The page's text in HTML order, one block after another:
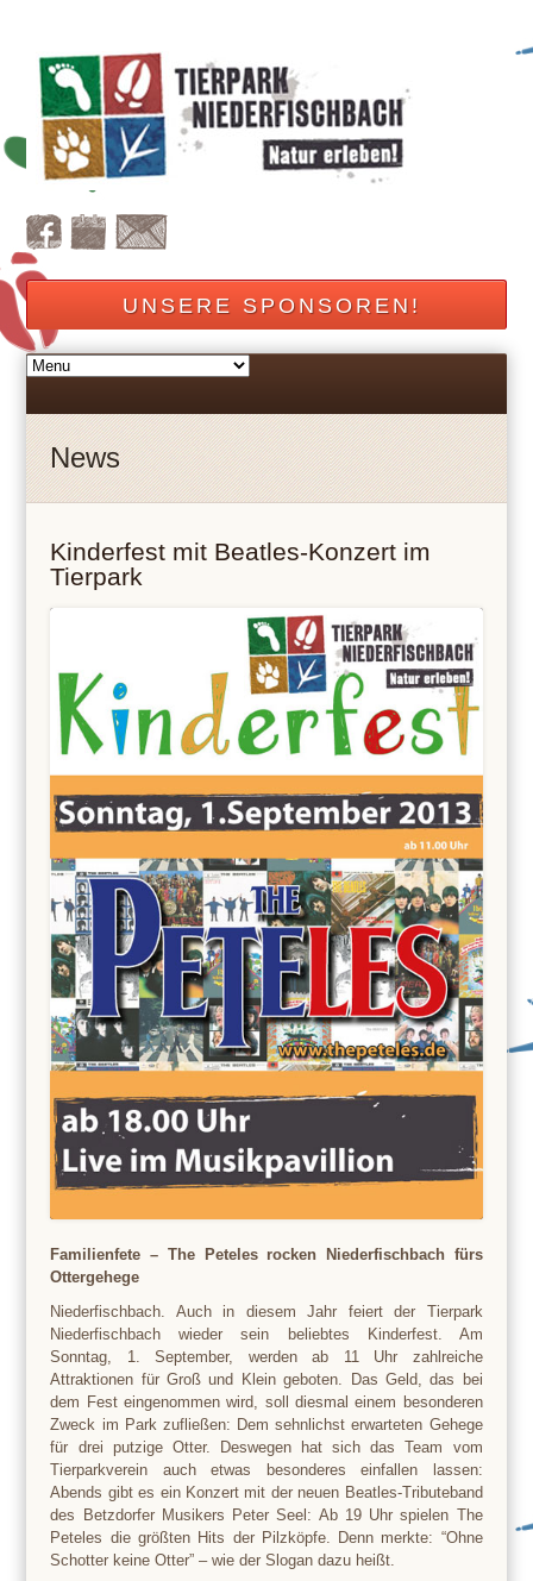
UNSERE SPONSOREN!
News
Kinderfest mit Beatles-Konzert im
Tierpark
Familienfete – The Peteles rocken Niederfischbach fürs
Ottergehege
Niederfischbach. Auch in diesem Jahr feiert der Tierpark
Niederfischbach wieder sein beliebtes Kinderfest. Am
Sonntag, 1. September, werden ab 11 Uhr zahlreiche
Attraktionen für Groß und Klein geboten. Das Geld, das bei
dem Fest eingenommen wird, soll diesmal einem besonderen
Zweck im Park zufließen: Dem sehnlichst erwarteten Gehege
für drei putzige Otter. Deswegen hat sich das Team vom
Tierparkverein auch etwas besonderes einfallen lassen:
Abends gibt es ein Konzert mit der neuen Beatles-Tributeband
des Betzdorfer Musikers Peter Seel: Ab 19 Uhr spielen The
Peteles die größten Hits der Pilzköpfe. Denn merkte: “Ohne
Schotter keine Otter” – wie der Slogan dazu heißt.